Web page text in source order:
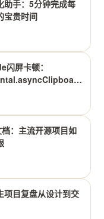
助手：5分钟完成每
宝贵时间
屏卡顿：
：主流开源项目如
项目复盘从设计到交